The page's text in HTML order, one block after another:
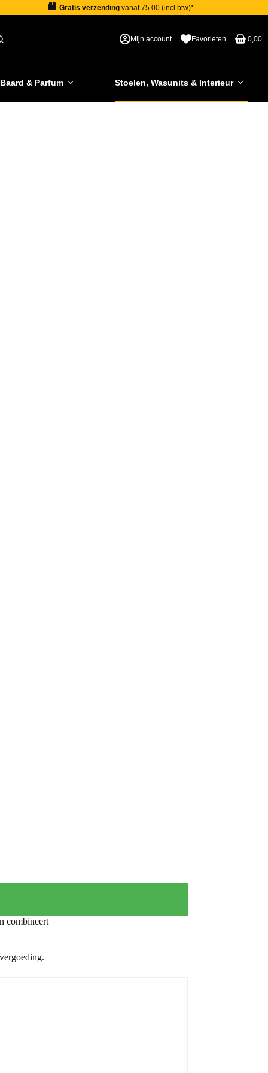
Gratis verzendingvanaf 75.00 (incl.btw)*
Mijn account Favorieten 0,00
& Parfum Stoelen, Wasunits & Interieur
combineert